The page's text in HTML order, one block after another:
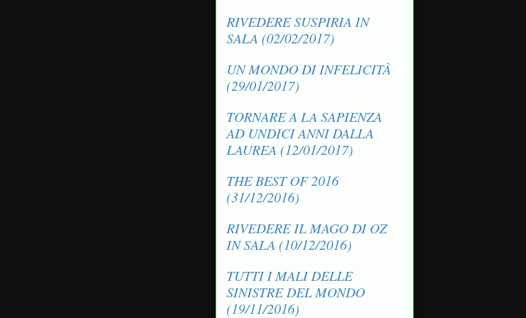
RIVEDERE SUSPIRIA IN
SALA (02/02/2017)
UN MONDO DI INFELICITÀ
(29/01/2017)
TORNARE A LA SAPIENZA
AD UNDICI ANNI DALLA
LAUREA (12/01/2017)
THE BEST OF 2016
(31/12/2016)
RIVEDERE IL MAGO DI OZ
IN SALA (10/12/2016)
TUTTI I MALI DELLE
SINISTRE DEL MONDO
(19/11/2016)